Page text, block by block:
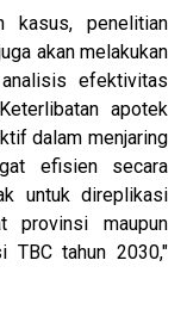
kasus, penelitian
akan melakukan
efektivitas
apotek
dalam menjaring
efisien secara
untuk direplikasi
provinsi maupun
TBC tahun 2030,"